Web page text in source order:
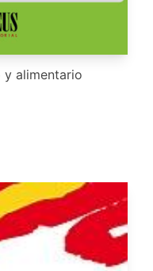
y alimentario